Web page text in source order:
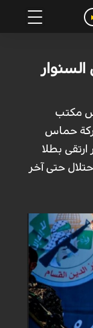
مكتب
حركة حماس
ارتقى بطلا
حتى آخر